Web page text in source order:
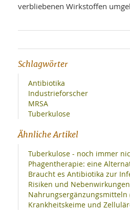
verbliebenen Wirkstoffen
Schlagwörter
Antibiotika
Industrieforscher
MRSA
Tuberkulose
Ähnliche Artikel
Tuberkulose - noch immer
Phagentherapie: eine
Braucht es Antibiotika zur
Risiken und
Nahrungsergänzungsmitteln
Krankheitskeime und